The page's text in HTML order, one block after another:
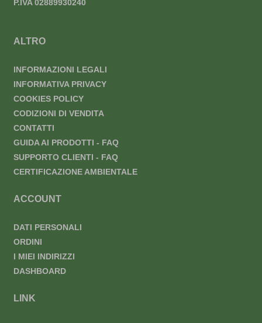
P.IVA 02889930240
ALTRO
INFORMAZIONI LEGALI
INFORMATIVA PRIVACY
COOKIES POLICY
CODIZIONI DI VENDITA
CONTATTI
GUIDA AI PRODOTTI - FAQ
SUPPORTO CLIENTI - FAQ
CERTIFICAZIONE AMBIENTALE
ACCOUNT
DATI PERSONALI
ORDINI
I MIEI INDIRIZZI
DASHBOARD
LINK